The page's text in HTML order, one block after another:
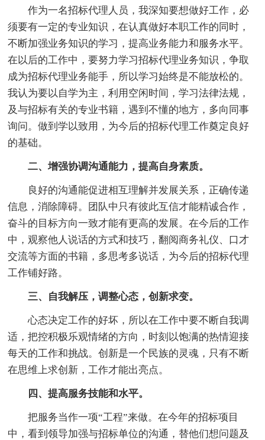
作为一名招标代理人员，我深知要想做好工作，必
须要有一定的专业知识，在认真做好本职工作的同时，
不断加强业务知识的学习，提高业务能力和服务水平。
在以后的工作中，要努力学习招标代理业务知识，争取
成为招标代理业务能手，所以学习始终是不能放松的。
我认为要以自学为主，利用空闲时间，学习法律法规，
及与招标有关的专业书籍，遇到不懂的地方，多向同事
询问。做到学以致用，为今后的招标代理工作奠定良好
的基础。
二、增强协调沟通能力，提高自身素质。
良好的沟通能促进相互理解并发展关系，正确传递
信息，消除障碍。团队中只有彼此互信才能精诚合作，
奋斗的目标方向一致才能有更高的发展。在今后的工作
中，观察他人说话的方式和技巧，翻阅商务礼仪、口才
交流等方面的书籍，多思考多说话，为今后的招标代理
工作铺好路。
三、自我解压，调整心态，创新求变。
心态决定工作的好坏，所以在工作中要不断自我调
适，把控积极乐观情绪的方向，时刻以饱满的热情迎接
每天的工作和挑战。创新是一个民族的灵魂，只有不断
在思维上求创新，工作才能出亮点。
四、提高服务技能和水平。
把服务当作一项“工程”来做。在今年的招标项目
中，看到领导加强与招标单位的沟通，替他们想问题及